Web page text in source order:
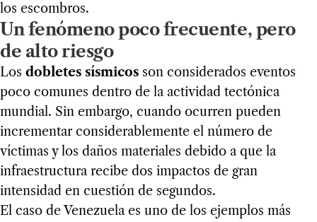
los escombros.
Un fenómeno poco frecuente, pero
de alto riesgo
Los dobletes sísmicos son considerados eventos
poco comunes dentro de la actividad tectónica
mundial. Sin embargo, cuando ocurren pueden
incrementar considerablemente el número de
víctimas y los daños materiales debido a que la
infraestructura recibe dos impactos de gran
intensidad en cuestión de segundos.
El caso de Venezuela es uno de los ejemplos más